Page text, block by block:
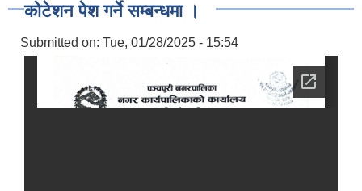
कोटेशन पेश गर्ने सम्बन्धमा ।
Submitted on: Tue, 01/28/2025 - 15:54